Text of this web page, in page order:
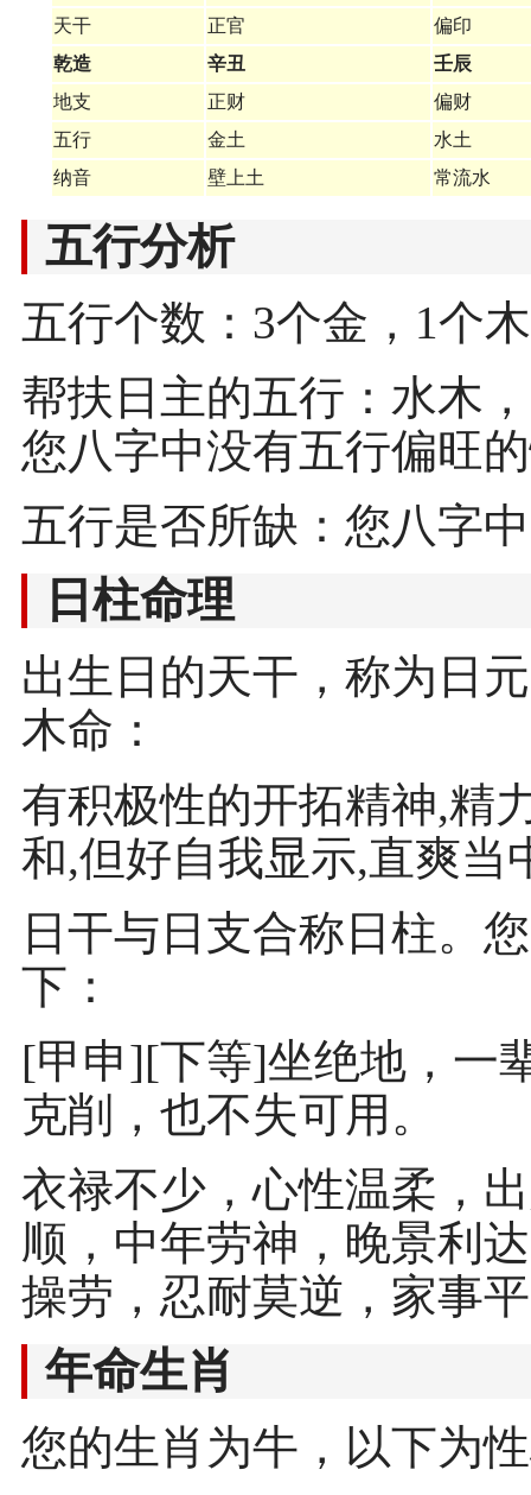
天干
正官
偏印
乾造
辛丑
壬辰
地支
正财
偏财
五行
金土
水土
纳音
壁上土 常流水
五行分析
五行个数：3个金，1个
帮扶日主的五行：水木
您八字中没有五行偏旺
五行是否所缺：您八字
日柱命理
出生日的天干，称为日
木命：
有积极性的开拓精神,精
和,但好自我显示,直爽当
日干与日支合称日柱。
下：
[甲申][下等]坐绝地，一
克削，也不失可用。
衣禄不少，心性温柔，
顺，中年劳神，晚景利
操劳，忍耐莫逆，家事
年命生肖
您的生肖为牛，以下为